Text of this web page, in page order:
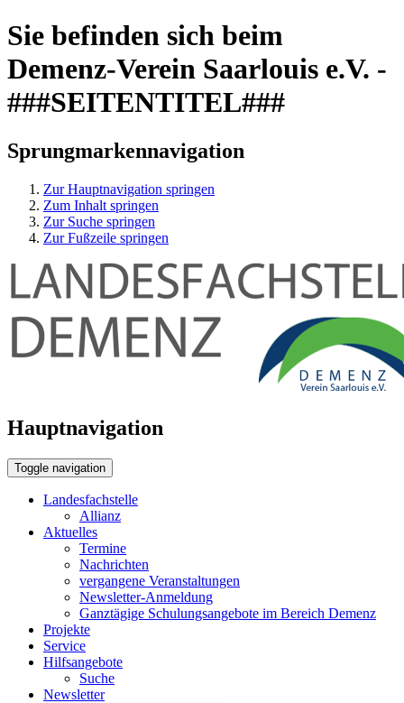
Sie befinden sich beim
Demenz-Verein Saarlouis e.V. -
###SEITENTITEL###
Sprungmarkennavigation
Zur Hauptnavigation springen
Zum Inhalt springen
Zur Suche springen
Zur Fußzeile springen
Hauptnavigation
Toggle navigation
Landesfachstelle
Allianz
Aktuelles
Termine
Nachrichten
vergangene Veranstaltungen
Newsletter-Anmeldung
Ganztägige Schulungsangebote im Bereich Demenz
Projekte
Service
Hilfsangebote
Suche
Newsletter